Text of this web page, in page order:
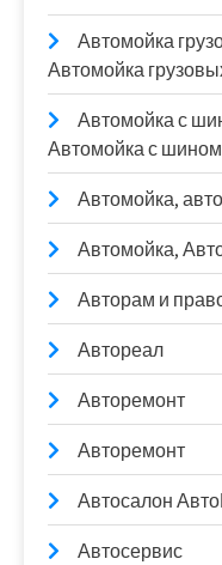
Автомойка
Автомойка
Автомойка с
Автомойка с
Автомойка,
Автомойка,
Авторам и
Автореал
Авторемонт
Авторемонт
Автосалон
Автосервис